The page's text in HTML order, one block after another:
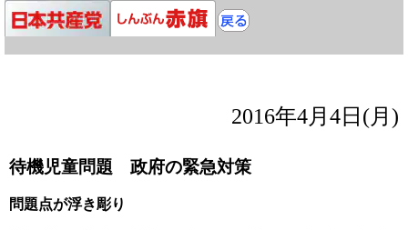
2016年4月4日(月)
待機児童問題 政府の緊急対策
問題点が浮き彫り